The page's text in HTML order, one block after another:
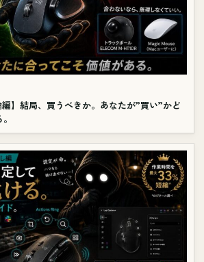
編】結局、買うべきか。あなたが”買い”かど